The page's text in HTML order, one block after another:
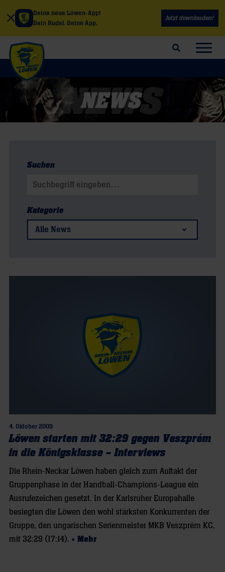
Deine neue Löwen-App!
Dein Rudel. Deine App.
Jetzt downloaden!
Suchfeld öffnen
Suchen
Suchen nach:
Kategorie
Alle News
4. Oktober 2009
Löwen starten mit 32:29 gegen Veszprém
in die Königsklasse – Interviews
Die Rhein-Neckar Löwen haben gleich zum Auftakt der
Gruppenphase in der Handball-Champions-League ein
Ausrufezeichen gesetzt. In der Karlsruher Europahalle
besiegten die Löwen den wohl stärksten Konkurrenten der
Gruppe, den ungarischen Serienmeister MKB Veszprém KC,
mit 32:29 (17:14). » Mehr